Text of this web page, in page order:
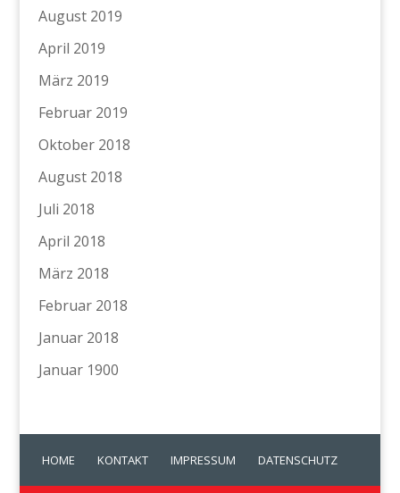
August 2019
April 2019
März 2019
Februar 2019
Oktober 2018
August 2018
Juli 2018
April 2018
März 2018
Februar 2018
Januar 2018
Januar 1900
HOME KONTAKT IMPRESSUM DATENSCHUTZ